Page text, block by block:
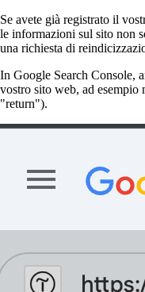
Se avete già registrato il
le informazioni sul sito non
una richiesta di
In Google Search Console,
vostro sito web, ad
"return").